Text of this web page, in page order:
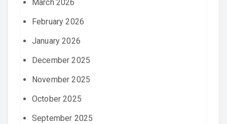
March 2026
February 2026
January 2026
December 2025
November 2025
October 2025
September 2025